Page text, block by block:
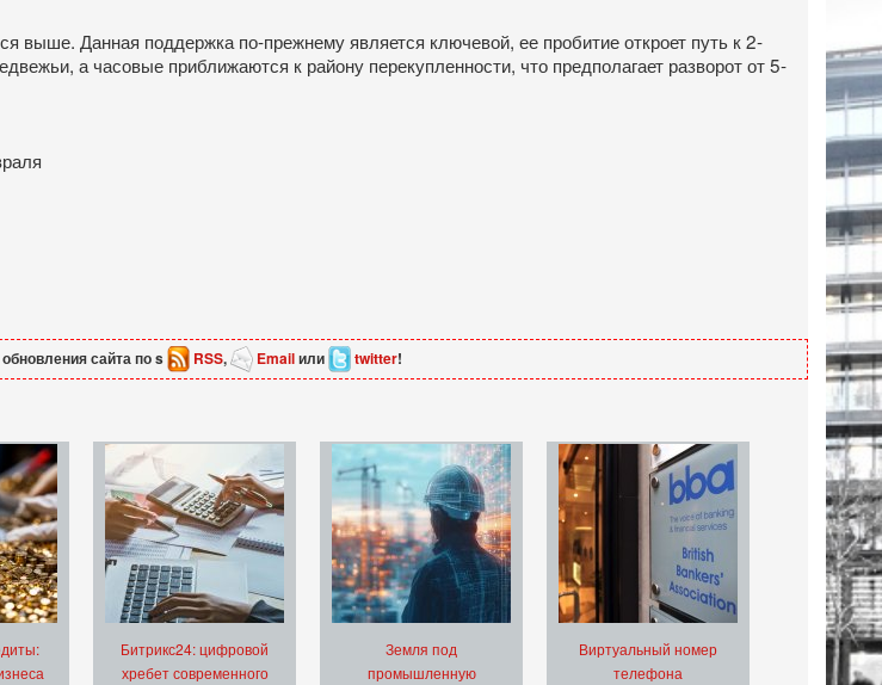
Данная поддержка по-прежнему является ключевой, ее пробитие откроет путь к 2-
а часовые приближаются к району перекупленности, что предполагает разворот от 5-
сайта по s RSS, Emailили twitter!
Битрикс24: цифровой
хребет современного
Земля под
промышленную
Виртуальный номер
телефона